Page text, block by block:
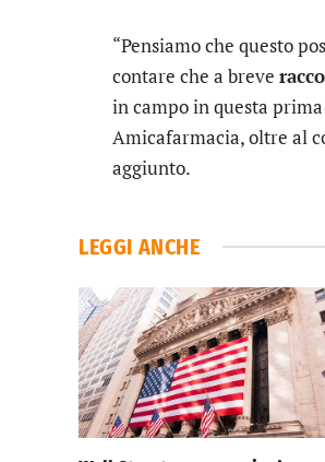
“Pensiamo che questo
contare che a breve
in campo in questa
Amicafarmacia, oltre al
aggiunto.
LEGGI ANCHE